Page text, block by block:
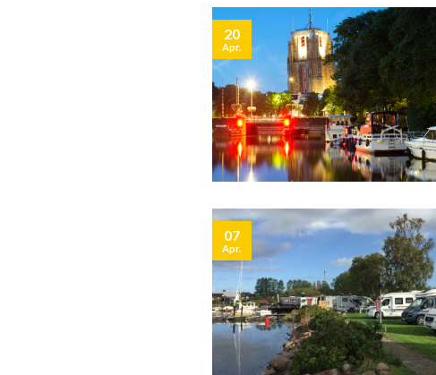
20
Apr.
07
Apr.